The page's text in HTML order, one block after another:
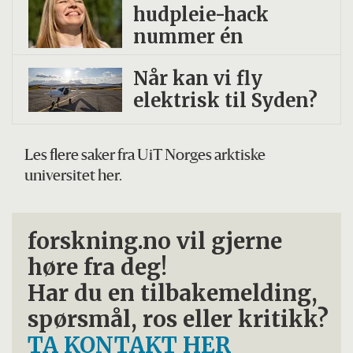
hudpleie-hack
nummer én
Når kan vi fly
elektrisk til Syden?
Les flere saker fra UiT Norges arktiske
universitet her.
forskning.no vil gjerne
høre fra deg!
Har du en tilbakemelding,
spørsmål, ros eller kritikk?
TA KONTAKT HER